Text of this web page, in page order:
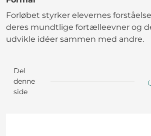
Forløbet styrker elevernes
deres mundtlige fortælleevner og
udvikle idéer sammen med andre.
Del
denne
side